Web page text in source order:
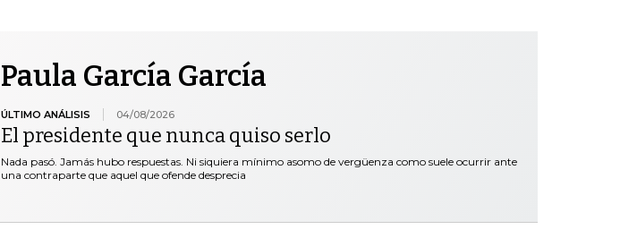
Paula García García
ÚLTIMO ANÁLISIS 04/08/2026
El presidente que nunca quiso serlo
Nada pasó. Jamás hubo respuestas. Ni siquiera mínimo asomo de vergüenza como suele ocurrir ante
una contraparte que aquel que ofende desprecia